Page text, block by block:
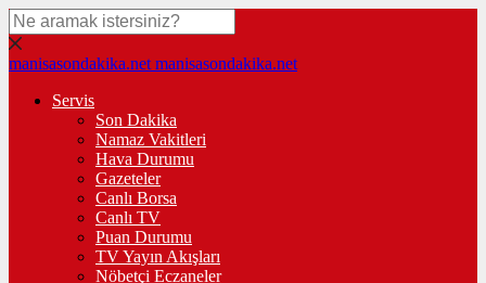
manisasondakika.net manisasondakika.net
Servis
Son Dakika
Namaz Vakitleri
Hava Durumu
Gazeteler
Canlı Borsa
Canlı TV
Puan Durumu
TV Yayın Akışları
Nöbetçi Eczaneler